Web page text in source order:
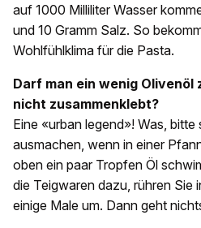
auf 1000 Milliliter Wasser
und 10 Gramm Salz. So
Wohlfühlklima für die Pasta.
Darf man ein wenig Olivenöl
nicht zusammenklebt?
Eine «urban legend»! Was, bitte
ausmachen, wenn in einer
oben ein paar Tropfen Öl
die Teigwaren dazu, rühren Sie
einige Male um. Dann geht